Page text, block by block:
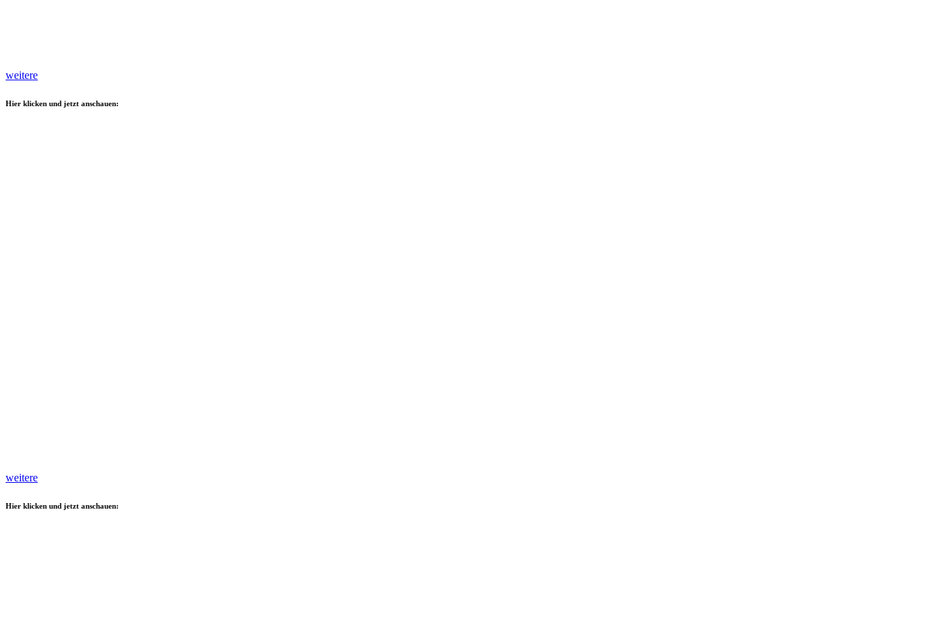
weitere
Hier klicken und jetzt anschauen:
weitere
Hier klicken und jetzt anschauen: